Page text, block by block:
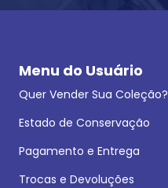
Menu do Usuário
Quer Vender Sua Coleção?
Estado de Conservação
Pagamento e Entrega
Trocas e Devoluções